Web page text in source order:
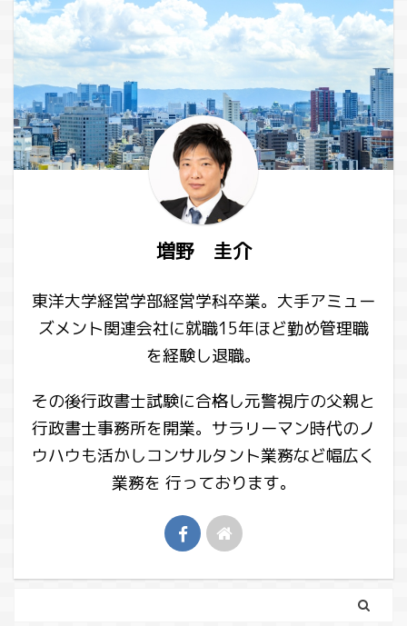
増野 圭介
東洋大学経営学部経営学科卒業。大手アミュー
ズメント関連会社に就職15年ほど勤め管理職
を経験し退職。
その後行政書士試験に合格し元警視庁の父親と
行政書士事務所を開業。サラリーマン時代のノ
ウハウも活かしコンサルタント業務など幅広く
業務を 行っております。